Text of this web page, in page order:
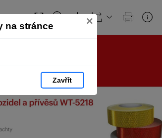
na stránce ×
Zavřít